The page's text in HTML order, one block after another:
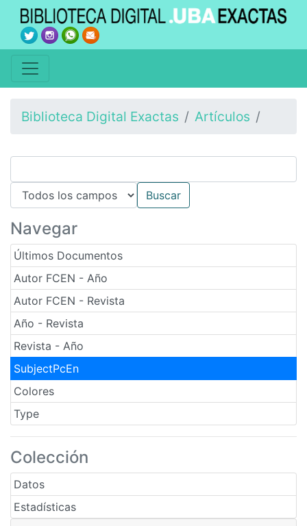
Biblioteca Digital Exactas Artículos
Navegar
Últimos Documentos
Autor FCEN - Año
Autor FCEN - Revista
Año - Revista
Revista - Año
SubjectPcEn
Colores
Type
Colección
Datos
Estadísticas